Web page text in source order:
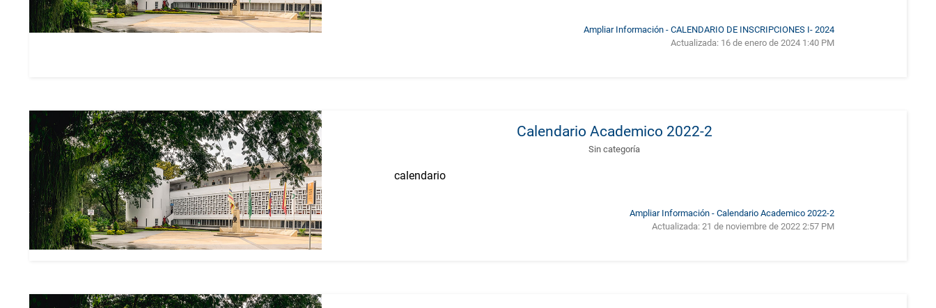
Ampliar Información - CALENDARIO DE INSCRIPCIONES I- 2024
Actualizada: 16 de enero de 2024 1:40 PM
Calendario Academico 2022-2
Sin categoría
calendario
Ampliar Información - Calendario Academico 2022-2
Actualizada:21 de noviembre de 2022 2:57 PM